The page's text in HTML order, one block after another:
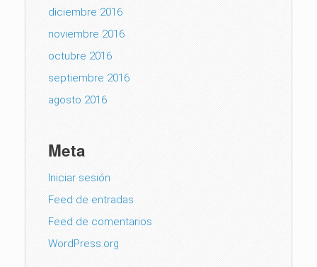
diciembre 2016
noviembre 2016
octubre 2016
septiembre 2016
agosto 2016
Meta
Iniciar sesión
Feed de entradas
Feed de comentarios
WordPress.org